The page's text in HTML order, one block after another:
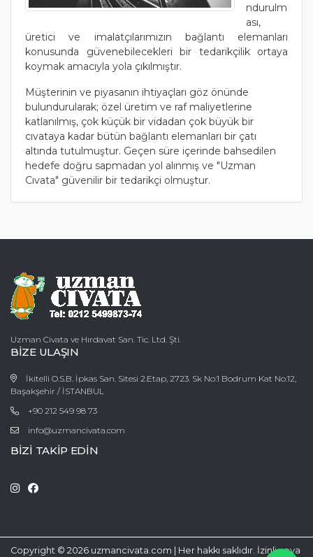
ndurulm
ası,
üretici ve imalatçılarımızın bağlantı elemanları
konusunda güvenebilecekleri bir tedarikçilik ortaya
koymak amacıyla yola çıkılmıştır.
Müşterinin ve piyasanın ihtiyaçları göz önünde
bulundurularak; özel üretim ve raf maliyetlerine
katlanılmış, çok küçük bir vidadan çok büyük bir
cıvataya kadar bütün bağlantı elemanları bir çatı
altında tutulmuştur. Geçen süre içerinde bahsedilen
hedefe doğru sapmadan yol alınmış ve "Uzman
Cıvata" güvenilir bir tedarikçi olmuştur.
Uzman Civata ve Hırdavat San. Tic. Ltd. Şti.
BIZE ULAŞIN
İkitelli O.S.B. İpkas San. Sitesi 2.Etap, 2723. Sk No:1 Bodrum Kat No:12,
Başakşehir / İSTANBUL
+90 212 549 98 73
info@uzmancivata.com
BIZI TAKIP EDIN
Copyright © 2026 uzmancivata.com | Her hakkı saklıdır. İzinli veya